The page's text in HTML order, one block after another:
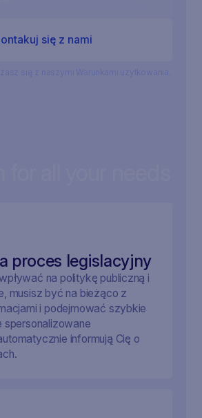
proces legislacyjny
na politykę publiczną i
musisz być na bieżąco z
i podejmować szybkie
spersonalizowane
informują Cię o